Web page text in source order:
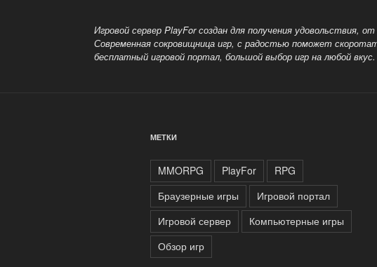
Игровой сервер PlayFor создан для получения удовольствия,
Современная сокровищница игр, с радостью поможет
бесплатныйигровой портал, большой выбор игр на любой вкус.
МЕТКИ
MMORPG PlayFor
RPG
Браузерные игры
Игровой портал
Игровой сервер
Компьютерные игры
Обзор игр